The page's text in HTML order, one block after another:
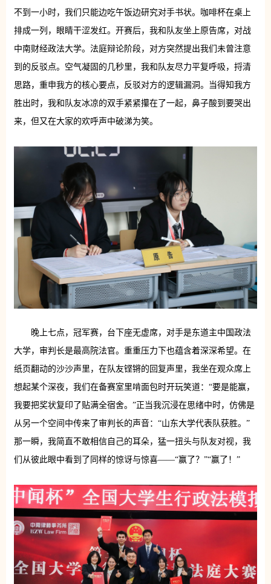
不到一小时，我们只能边吃午饭边研究对手书状。咖啡杯在桌上
排成一列，眼睛干涩发红。开赛后，我和队友坐上原告席，对战
中南财经政法大学。法庭辩论阶段，对方突然提出我们未曾注意
到的反驳点。空气凝固的几秒里，我和队友尽力平复呼吸，捋清
思路，重申我方的核心要点，反驳对方的逻辑漏洞。当得知我方
胜出时，我和队友冰凉的双手紧紧攥在了一起，鼻子酸到要哭出
来，但又在大家的欢呼声中破涕为笑。
晚上七点，冠军赛，台下座无虚席，对手是东道主中国政法
大学，审判长是最高院法官。重重压力下也蕴含着深深希望。在
纸页翻动的沙沙声里，在队友铿锵的回复声里，我坐在观众席上
想起某个深夜，我们在备赛室里啃面包时开玩笑道：“要是能赢，
我要把奖状复印了贴满全宿舍。”正当我沉浸在思绪中时，仿佛是
从另一个空间中传来了审判长的声音：“山东大学代表队获胜。”
那一瞬，我简直不敢相信自己的耳朵，猛一扭头与队友对视，我
们从彼此眼中看到了同样的惊讶与惊喜——“赢了？”“赢了！”